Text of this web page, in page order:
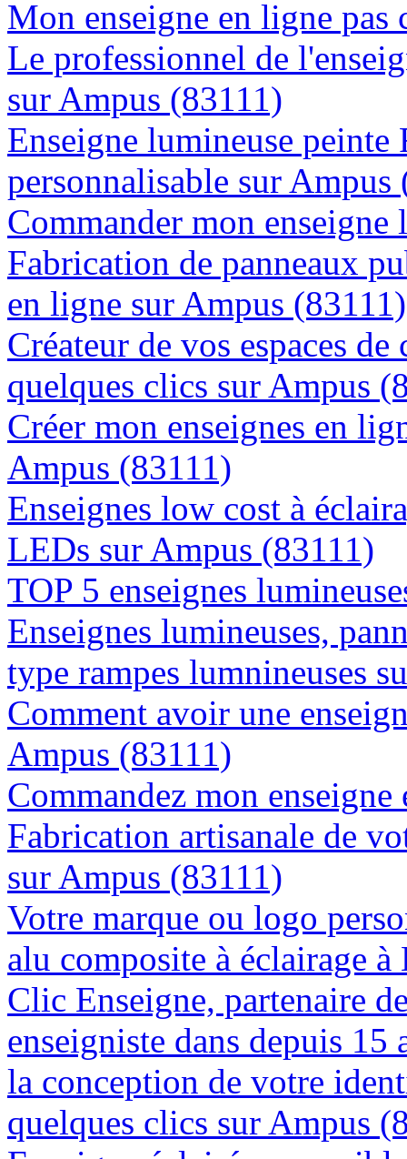
Mon enseigne en ligne pas
Le professionnel de
sur Ampus (83111)
Enseigne lumineuse
personnalisable sur Ampus
Commander mon
Fabrication de panneaux
en ligne sur Ampus (83111)
Créateur de vos espaces
quelques clics sur Ampus
Créer mon enseignes en
Ampus (83111)
Enseignes low cost à
LEDs sur Ampus (83111)
TOP 5 enseignes
Enseignes lumineuses,
type rampes lumnineuses
Comment avoir une
Ampus (83111)
Commandez mon
Fabrication artisanale de
sur Ampus (83111)
Votre marque ou logo
alu composite à éclairage
Clic Enseigne, partenaire
enseigniste dans depuis 15
la conception de votre
quelques clics sur Ampus